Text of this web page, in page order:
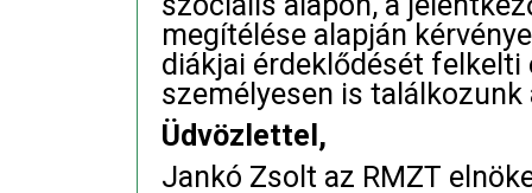
megítélése alapján
diákjai érdeklődését felkelti
személyesen is
Üdvözlettel,
Jankó Zsolt az